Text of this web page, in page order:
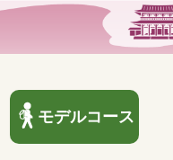
モデルコース